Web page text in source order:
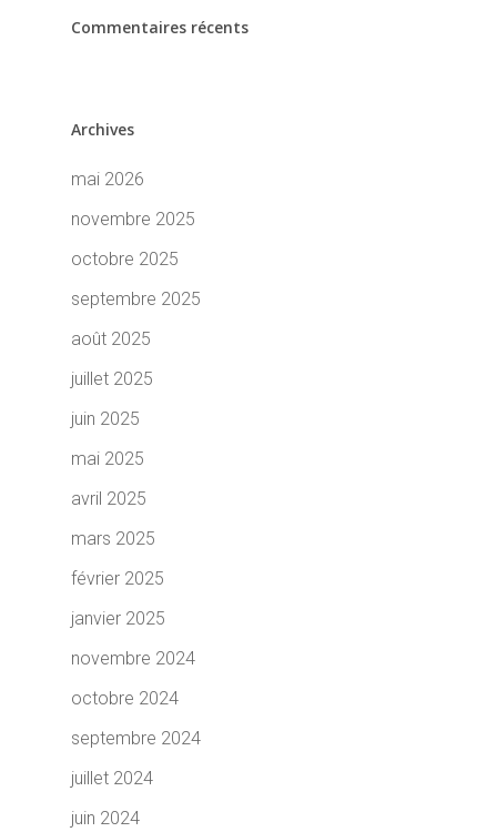
Commentaires récents
Archives
mai 2026
novembre 2025
octobre 2025
septembre 2025
août 2025
juillet 2025
juin 2025
mai 2025
avril 2025
mars 2025
février 2025
janvier 2025
novembre 2024
octobre 2024
septembre 2024
juillet 2024
juin 2024